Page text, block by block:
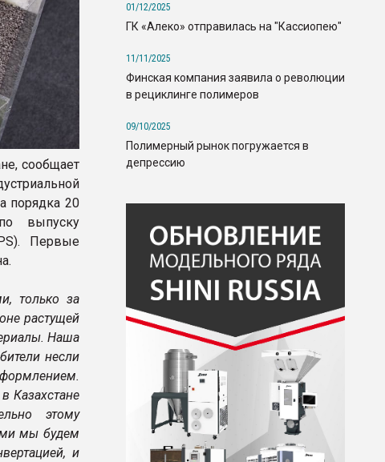
сообщает
порядка 20
выпуску
Первые
только за
растущей
Наша
несли
Казахстане
этому
мы будем
и
01/12/2025
ГК «Алеко» отправилась на "Кассиопею"
11/11/2025
Финская компания заявила о революции
в рециклинге полимеров
09/10/2025
Полимерный рынок погружается в
депрессию